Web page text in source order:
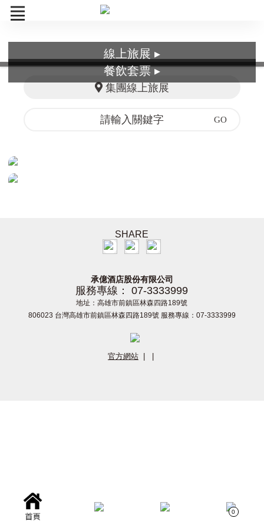
26TTE
集團線上旅展
線上旅展 ▸
餐飲套票 ▸
SHARE
承億酒店股份有限公司
服務專線： 07-3333999
地址：高雄市前鎮區林森四路189號
806023 台灣高雄市前鎮區林森四路189號 服務專線：07-3333999
官方網站
0